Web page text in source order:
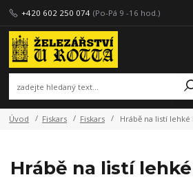
+420 602 250 074 (Po-Pá 9 -16 hod.)
Úvod Fiskars Fiskars Hrábě na listí lehké
Hrábě na listí